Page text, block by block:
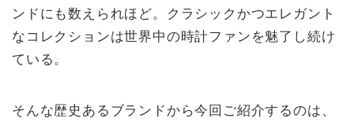
ンドにも数えられほど。クラシックかつエレガント
なコレクションは世界中の時計ファンを魅了し続け
ている。
そんな歴史あるブランドから今回ご紹介するのは、